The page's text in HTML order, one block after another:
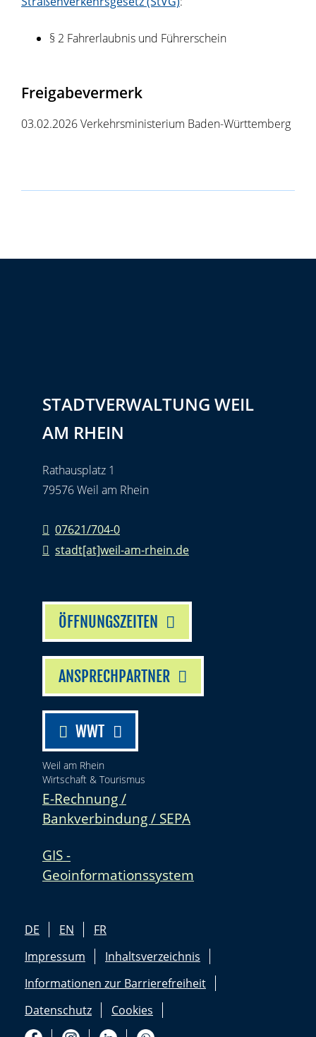
§ 2 Fahrerlaubnis und Führerschein
Freigabevermerk
03.02.2026 Verkehrsministerium Baden-Württemberg
STADTVERWALTUNG WEIL
AM RHEIN
Rathausplatz 1
79576 Weil am Rhein
07621/704-0
stadt[at]weil-am-rhein.de
ÖFFNUNGSZEITEN
ANSPRECHPARTNER
WWT
Weil am Rhein
Wirtschaft & Tourismus
E-Rechnung /
Bankverbindung / SEPA
GIS -
Geoinformationssystem
DE EN
FR
Impressum
Inhaltsverzeichnis
Informationen zur Barrierefreiheit
Datenschutz
Cookies